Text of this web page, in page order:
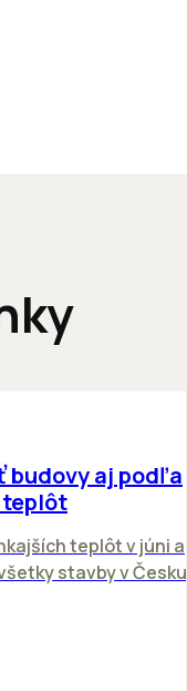
budovy aj podľa
teplôt
teplôt v júni a
stavby v Česku.